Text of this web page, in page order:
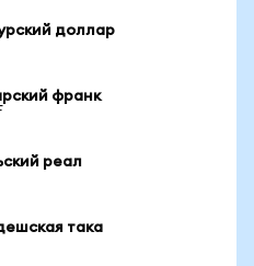
доллар
франк
реал
така